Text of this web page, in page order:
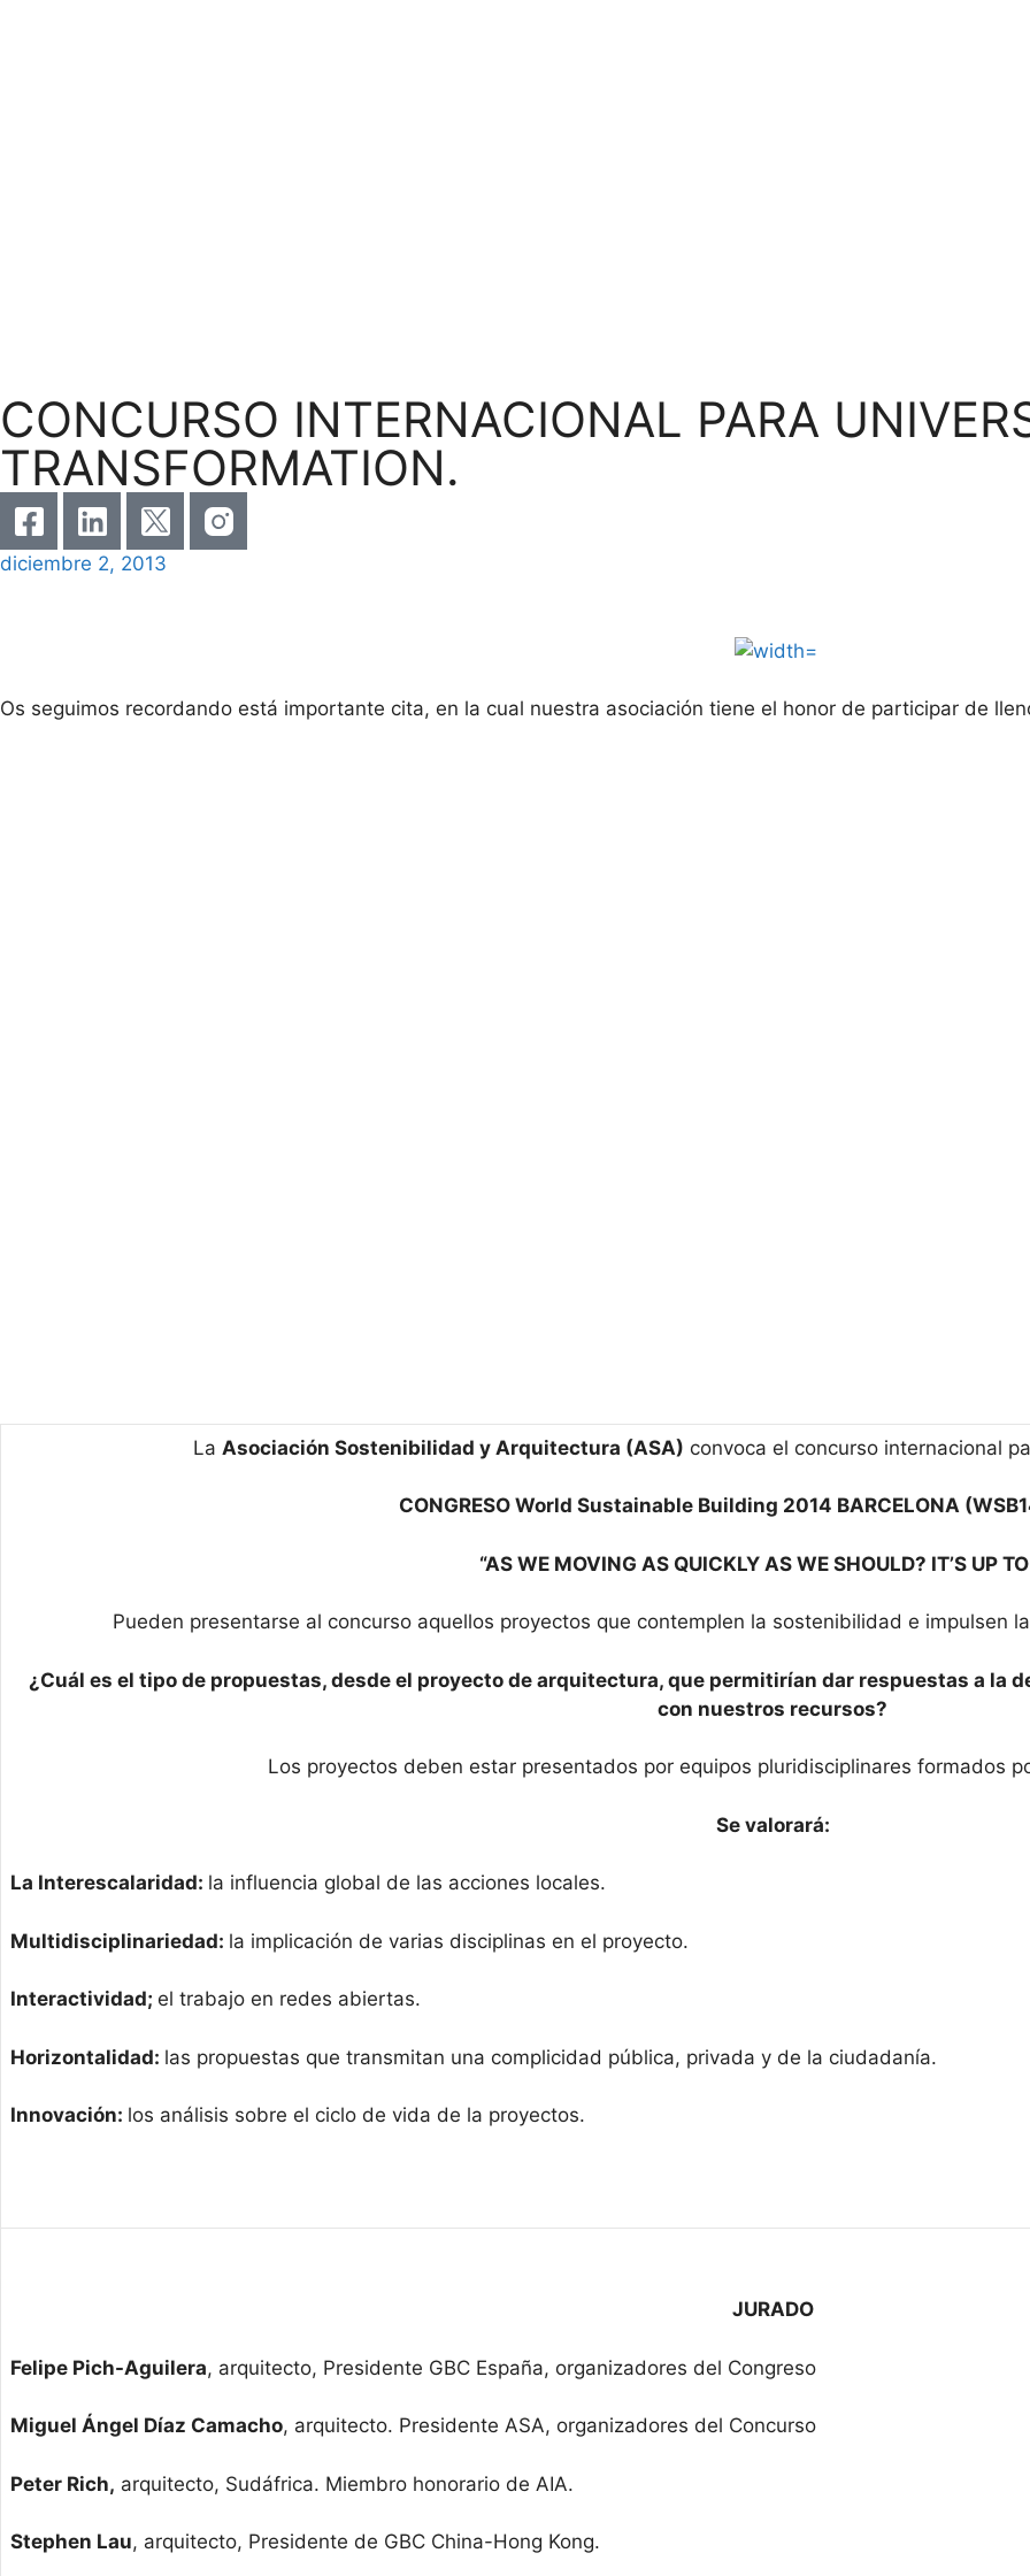
CONCURSO INTERNACIONAL PARA
TRANSFORMATION.
diciembre 2, 2013
Os seguimos recordando está importante cita, en la cual nuestra asociación tiene el honor de participar de
La Asociación Sostenibilidad y Arquitectura (ASA) convoca el concurso internacional
CONGRESO World Sustainable Building 2014 BARCELONA
“AS WE MOVING AS QUICKLYAS WE SHOULD? IT’S UP
Pueden presentarse al concurso aquellos proyectos que contemplen la sostenibilidad e impulsen
¿Cuál es el tipo de propuestas, desde el proyecto de arquitectura, que permitirían dar respuestas a la
con nuestros recursos?
Los proyectos deben estar presentados por equipos pluridisciplinares formados
Se valorará:
La Interescalaridad: la influencia global de las acciones locales.
Multidisciplinariedad: la implicación de varias disciplinas en el proyecto.
Interactividad; el trabajo en redes abiertas.
Horizontalidad: las propuestas que transmitan una complicidad pública, privada y de la ciudadanía.
Innovación: los análisis sobre el ciclo de vida de la proyectos.
JURADO
Felipe Pich-Aguilera, arquitecto, Presidente GBC España, organizadores del Congreso
Miguel Ángel Díaz Camacho, arquitecto. Presidente ASA, organizadores del Concurso
Peter Rich, arquitecto, Sudáfrica. Miembro honorario de AIA.
Stephen Lau, arquitecto, Presidente de GBC China-Hong Kong.